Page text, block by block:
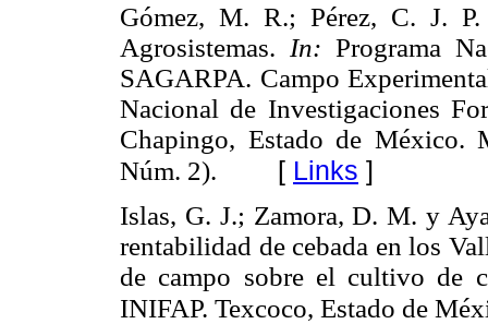
Gómez, M. R.; Pérez, C. J.
Agrosistemas. In: Programa
SAGARPA. Campo
Nacional de Investigaciones
Chapingo, Estado de México.
Núm. 2). [ Links ]
Islas, G. J.; Zamora, D. M. y
rentabilidad de cebada en los
de campo sobre el cultivo de
INIFAP. Texcoco, Estado de